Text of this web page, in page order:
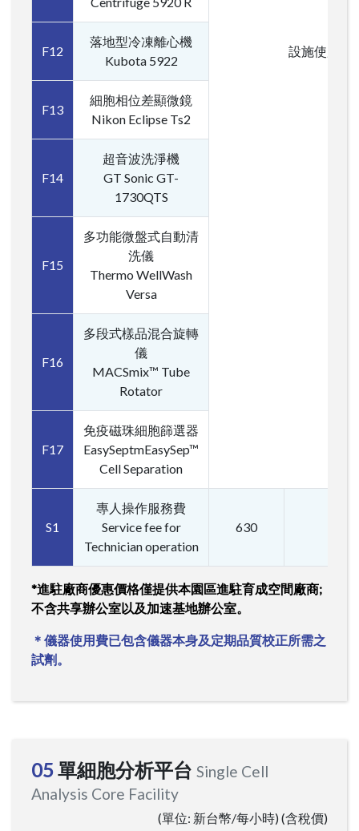
設施使用者
F12
落地型冷凍離心機
Kubota 5922
F13
細胞相位差顯微鏡
Nikon Eclipse Ts2
F14
超音波洗淨機
GT Sonic GT-
1730QTS
F15
多功能微盤式自動清
洗儀
Thermo WellWash
Versa
F16
多段式樣品混合旋轉
儀
MACSmix™ Tube
Rotator
F17
免疫磁珠細胞篩選器
EasySeptmEasySep™
Cell Separation
S1
專人操作服務費
Service fee for
Technician operation
630
*進駐廠商優惠價格僅提供本園區進駐育成空間廠商;
不含共享辦公室以及加速基地辦公室。
＊儀器使用費已包含儀器本身及定期品質校正所需之
試劑。
05單細胞分析平台 Single Cell
Analysis Core Facility
(單位: 新台幣/每小時) (含稅價)